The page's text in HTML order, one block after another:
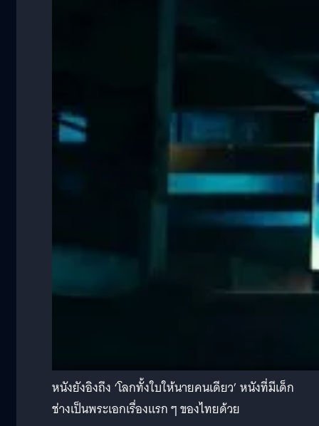
หนังยังอิงถึง ‘โลกทั้งใบให้นายคนเดียว’ หนังที่มีเด็ก
ช่างเป็นพระเอกเรื่องแรก ๆ ของไทยด้วย